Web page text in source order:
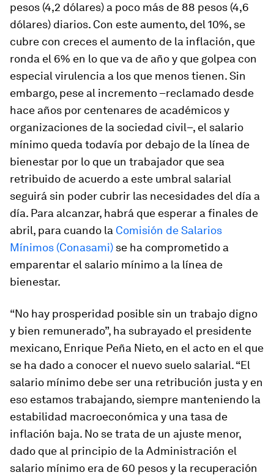
pesos (4,2 dólares) a poco más de 88 pesos (4,6
dólares) diarios. Con este aumento, del 10%, se
cubre con creces el aumento de la inflación, que
ronda el 6% en lo que va de año y que golpea con
especial virulencia a los que menos tienen. Sin
embargo, pese al incremento –reclamado desde
hace años por centenares de académicos y
organizaciones de la sociedad civil–, el salario
mínimo queda todavía por debajo de la línea de
bienestar por lo que un trabajador que sea
retribuido de acuerdo a este umbral salarial
seguirá sin poder cubrir las necesidades del día a
día. Para alcanzar, habrá que esperar a finales de
abril, para cuando la Comisión de Salarios
Mínimos (Conasami) se ha comprometido a
emparentar el salario mínimo a la línea de
bienestar.
“No hay prosperidad posible sin un trabajo digno
y bien remunerado”, ha subrayado el presidente
mexicano, Enrique Peña Nieto, en el acto en el que
se ha dado a conocer el nuevo suelo salarial. “El
salario mínimo debe ser una retribución justa y en
eso estamos trabajando, siempre manteniendo la
estabilidad macroeconómica y una tasa de
inflación baja. No se trata de un ajuste menor,
dado que al principio de la Administración el
salario mínimo era de 60 pesos y la recuperación